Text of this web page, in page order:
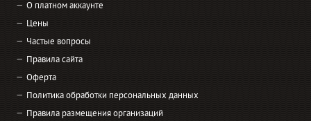
О платном аккаунте
Цены
Частые вопросы
Правила сайта
Оферта
Политика обработки персональных данных
Правила размещения организаций